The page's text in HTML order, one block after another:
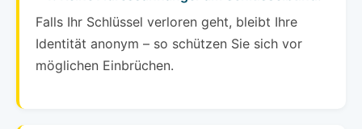
Falls Ihr Schlüssel verloren geht, bleibt Ihre
Identität anonym – so schützen Sie sich vor
möglichen Einbrüchen.